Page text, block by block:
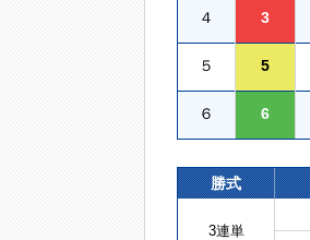
４ 3
５ 5
６ 6
勝式
3連単